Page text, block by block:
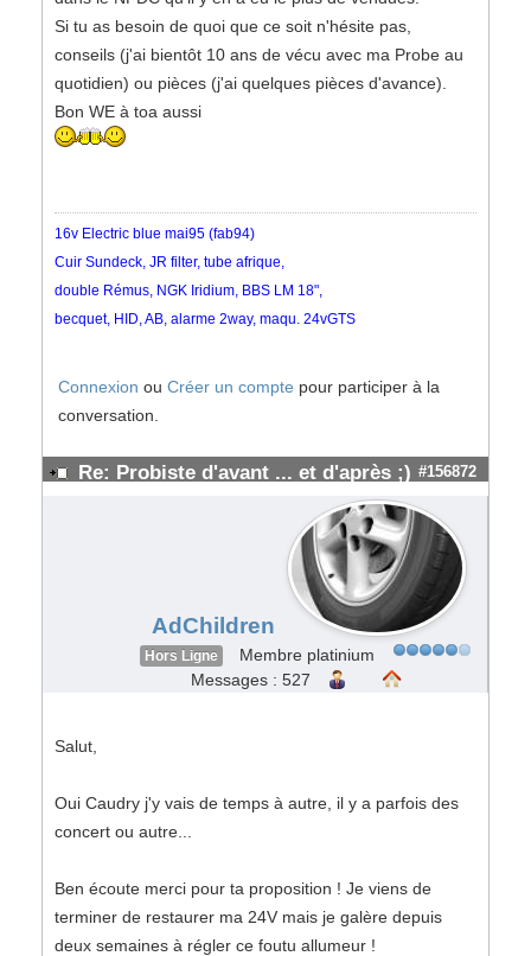
Si tu as besoin de quoi que ce soit n'hésite pas,
conseils (j'ai bientôt 10 ans de vécu avec ma Probe au
quotidien) ou pièces (j'ai quelques pièces d'avance).
Bon WE à toa aussi
16v Electric blue mai95 (fab94)
Cuir Sundeck, JR filter, tube afrique,
double Rémus, NGK Iridium, BBS LM 18",
becquet, HID, AB, alarme 2way, maqu. 24vGTS
Connexion ou Créer un compte pour participer à la
conversation.
Re: Probiste d'avant ... et d'après ;) #156872
AdChildren
Hors Ligne
Membre platinium
Messages : 527
Salut,
Oui Caudry j'y vais de temps à autre, il y a parfois des
concert ou autre...
Ben écoute merci pour ta proposition ! Je viens de
terminer de restaurer ma 24V mais je galère depuis
deux semaines à régler ce foutu allumeur !